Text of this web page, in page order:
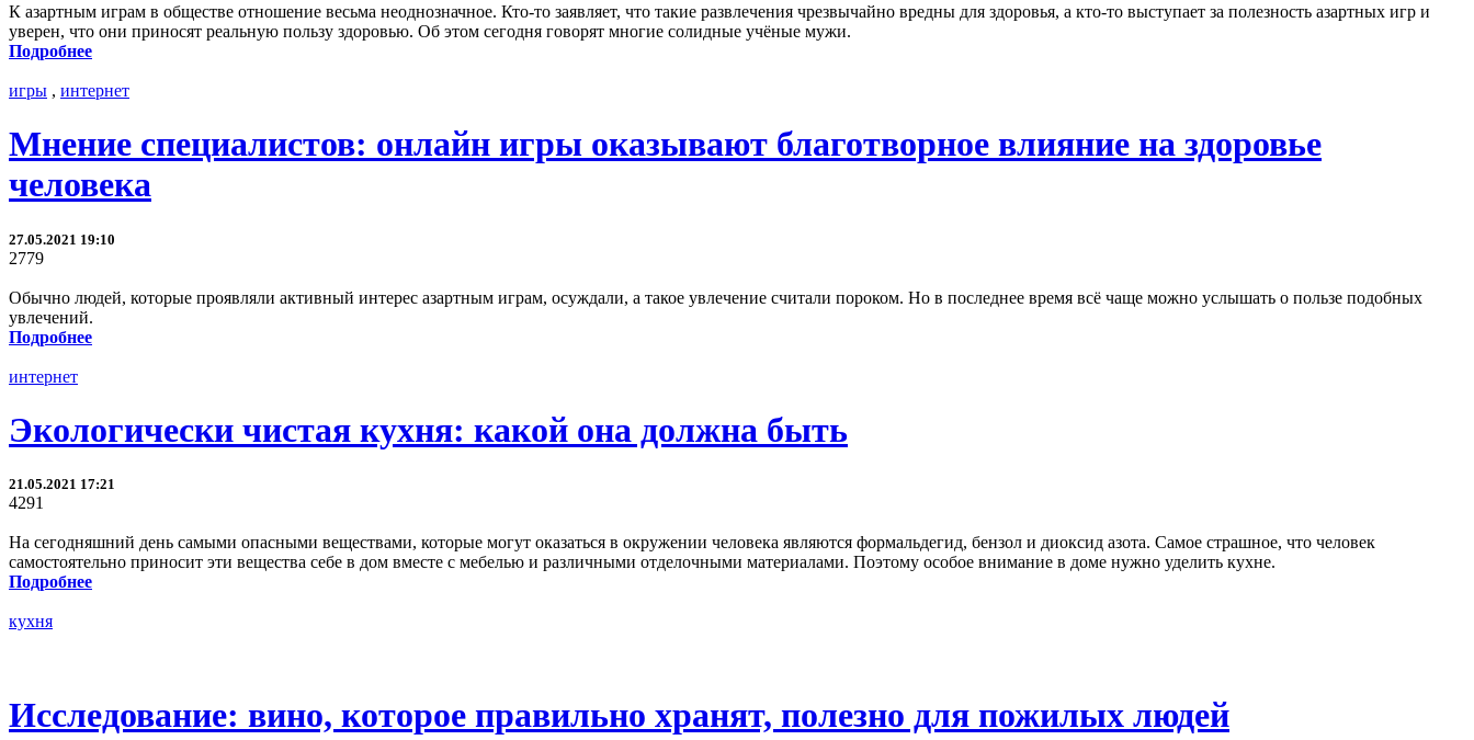
К азартным играм в обществе отношение весьма неоднозначное. Кто-то заявляет, что такие развлечения чрезвычайно вредны для здоровья, а кто-то выступает за полезность азартных игр и
уверен, что они приносят реальную пользу здоровью. Об этом сегодня говорят многие солидные учёные мужи.
Подробнее
игры , интернет
Мнение специалистов: онлайн игры оказывают благотворное влияние на здоровье
человека
27.05.2021 19:10
2779
Обычно людей, которые проявляли активный интерес азартным играм, осуждали, а такое увлечение считали пороком. Но в последнее время всё чаще можно услышать о пользе подобных
увлечений.
Подробнее
интернет
Экологически чистая кухня: какой она должна быть
21.05.2021 17:21
4291
На сегодняшний день самыми опасными веществами, которые могут оказаться в окружении человека являются формальдегид, бензол и диоксид азота. Самое страшное, что человек
самостоятельно приносит эти вещества себе в дом вместе с мебелью и различными отделочными материалами. Поэтому особое внимание в доме нужно уделить кухне.
Подробнее
кухня
Исследование: вино, которое правильно хранят, полезно для пожилых людей